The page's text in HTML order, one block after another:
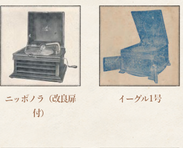
ニッポノラ（改良扉
付）
イーグル1号